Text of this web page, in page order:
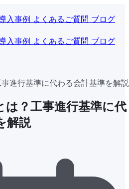
入事例 よくあるご質問 ブログ
入事例 よくあるご質問 ブログ
進行基準に代わる会計基準を解説
は？工事進行基準に代
解説